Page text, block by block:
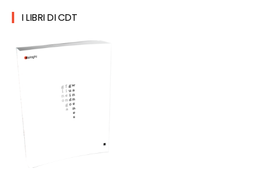
I LIBRI DI CDT